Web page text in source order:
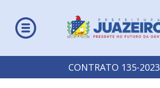
CONTRATO 135-2023